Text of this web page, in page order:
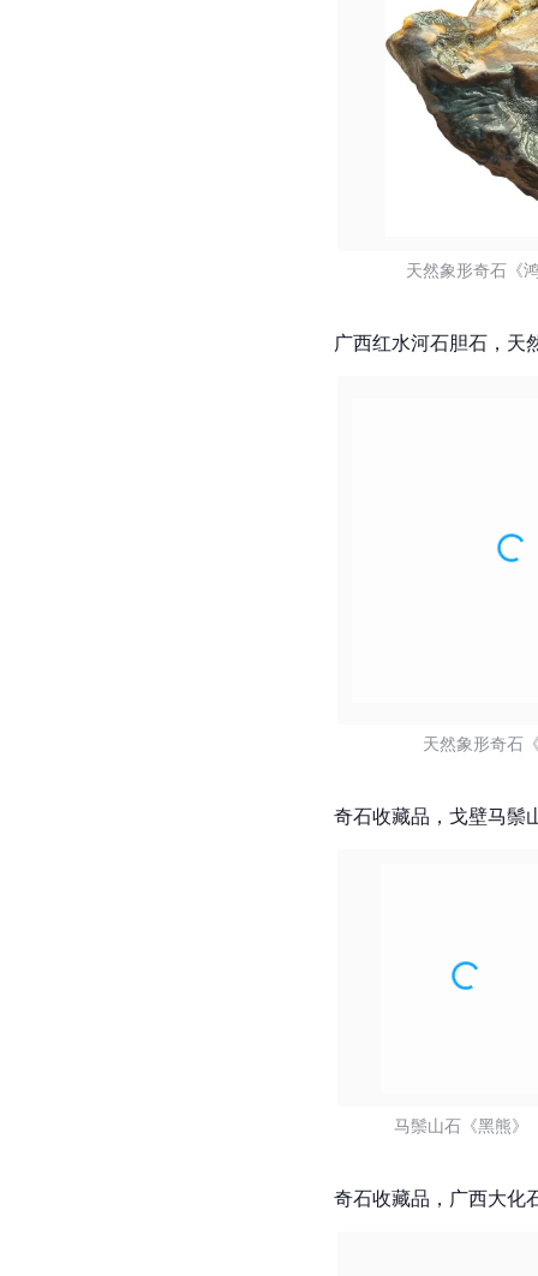
天然象形奇石《
广西红水河石胆石，天
天然象形奇石
奇石收藏品，戈壁马鬃
马鬃山石《黑熊》
奇石收藏品，广西大化